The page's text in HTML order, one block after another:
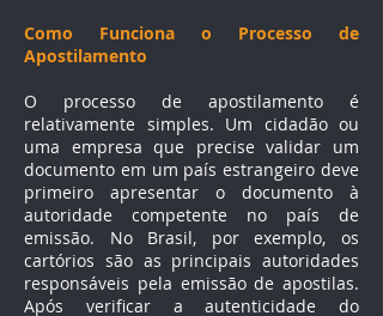
Como Funciona o Processo de
Apostilamento
O processo de apostilamento é
relativamente simples. Um cidadão ou
uma empresa que precise validar um
documento em um país estrangeiro deve
primeiro apresentar o documento à
autoridade competente no país de
emissão. No Brasil, por exemplo, os
cartórios são as principais autoridades
responsáveis pela emissão de apostilas.
Após verificar a autenticidade do